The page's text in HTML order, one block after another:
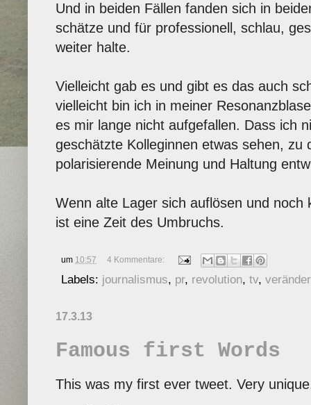
Und in beiden Fällen fanden sich in
schätze und für professionell, schlau,
weiter halte.
Vielleicht gab es und gibt es das auch
vielleicht bin ich in meiner
es mir lange nicht aufgefallen. Dass ich
geschätzte Kolleginnen etwas sehen, zu
polarisierende Meinung und Haltung
Wenn alte Lager sich auflösen und noch
ist eine Zeit des Umbruchs.
um 10:57 4 Kommentare:
Labels: journalismus, pr, revolution, tv,
17.3.13
Famous first Words
This was my first ever tweet. Very